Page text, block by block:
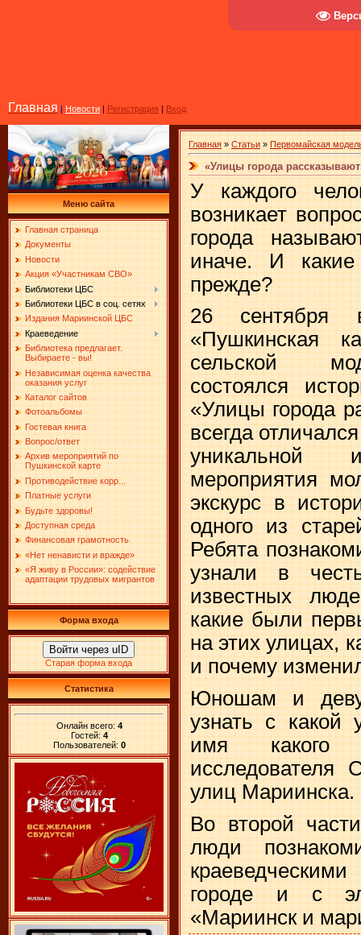
Главная | Новости | Регистрация | Вход
Меню сайта
Главная страница
Документы
Новости
Акция «Участникам СВО»
Библиотеки ЦБС
Библиотеки ЦБС в соц. сетях
Издания Мариинской ЦБС
Краеведение
Библиотека предлагает.
Выбираете - вы!
Независимая оценка качества
оказания услуг
Каталог сайтов
Фотоальбомы
Гостевая книга
Вопрос/ответ
Архив мероприятий по
Пушкинской карте
Противодействие корр...
Платные услуги
Будьте здоровы!
Доступная среда
Финансовая грамотность
«Нет ненависти и вражде»
«Я живу в России»: содействие
адаптации трудовых мигрантов
Форма входа
Войти через uID
Старая форма входа
Статистика
Онлайн всего: 4
Гостей: 4
Пользователей: 0
Главная » Статьи » Первомайская
«Улицы города
У каждого
возникает
города
иначе. И
прежде?
26 сентября
«Пушкинская
сельской
состоялся
«Улицы города
всегда
мероприятия
экскурс в
одного из
Ребята
узнали в
известных
какие были
на этих улицах,
и почему
Юношам и
узнать с какой
имя какого
исследователя
улиц Мариинска.
Во второй
люди
городе и с
«Мариинск и